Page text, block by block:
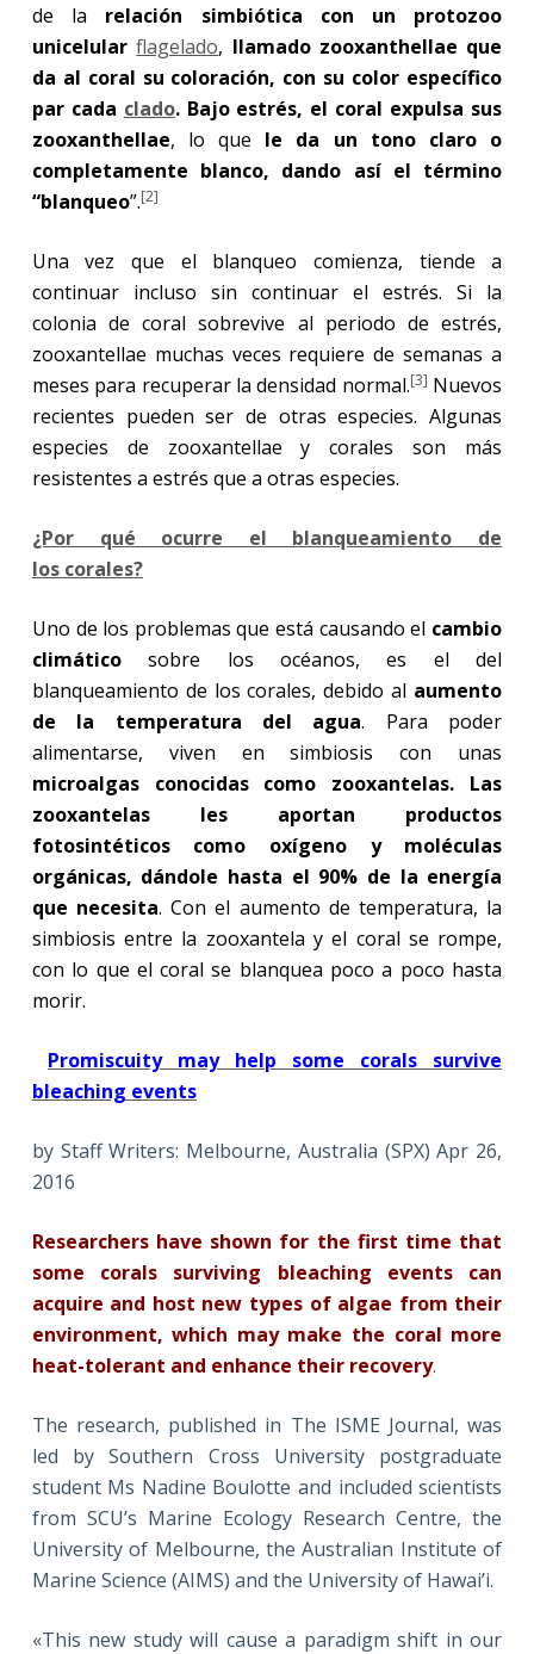
de la relación simbiótica con un protozoo
unicelular flagelado, llamado zooxanthellae que
da al coral su coloración, con su color específico
par cada clado. Bajo estrés, el coral expulsa sus
zooxanthellae, lo que le da un tono claro o
completamente blanco, dando así el término
“blanqueo”.[2]
Una vez que el blanqueo comienza, tiende a
continuar incluso sin continuar el estrés. Si la
colonia de coral sobrevive al periodo de estrés,
zooxantellae muchas veces requiere de semanas a
meses para recuperar la densidad normal.[3] Nuevos
recientes pueden ser de otras especies. Algunas
especies de zooxantellae y corales son más
resistentes a estrés que a otras especies.
¿Por qué ocurre el blanqueamiento de
los corales?
Uno de los problemas que está causando el cambio
climáticosobre los océanos, es el del
blanqueamiento de los corales, debido al aumento
de la temperatura del agua. Para poder
alimentarse, viven en simbiosis con unas
microalgas conocidas como zooxantelas. Las
zooxantelas les aportan productos
fotosintéticos como oxígeno y moléculas
orgánicas, dándole hasta el 90% de la energía
que necesita. Con el aumento de temperatura, la
simbiosis entre la zooxantela y el coral se rompe,
con lo que el coral se blanquea poco a poco hasta
morir.
Promiscuity may help some corals survive
bleaching events
by Staff Writers: Melbourne, Australia (SPX) Apr 26,
2016
Researchers have shown for the first time that
some corals surviving bleaching events can
acquire and host new types of algae from their
environment, which may make the coral more
heat-tolerant and enhance their recovery.
The research, published in The ISME Journal, was
led by Southern Cross University postgraduate
student Ms Nadine Boulotte and included scientists
from SCU’s Marine Ecology Research Centre, the
University of Melbourne, the Australian Institute of
Marine Science (AIMS) and the University of Hawai’i.
«This new study will cause a paradigm shift in our